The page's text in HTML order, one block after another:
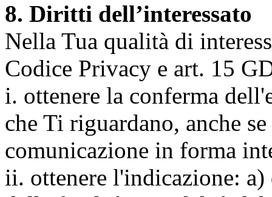
8. Diritti dell’interessato
Nella Tua qualità di
Codice Privacy e art. 15
i. ottenere la conferma
che Ti riguardano, anche
comunicazione in forma
ii. ottenere l'indicazione: